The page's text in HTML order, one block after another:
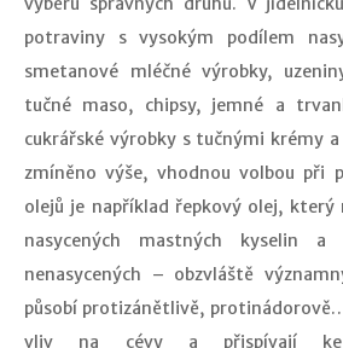
potraviny s vysokým podílem
smetanové mléčné výrobky,
tučné maso, chipsy, jemné a
cukrářské výrobky s tučnými krémy a
zmíněno výše, vhodnou volbou při
olejů je například řepkový olej, který
nasycených mastných kyselin
nenasycených – obzvláště
působí protizánětlivě,
vliv na cévy a přispívají ke